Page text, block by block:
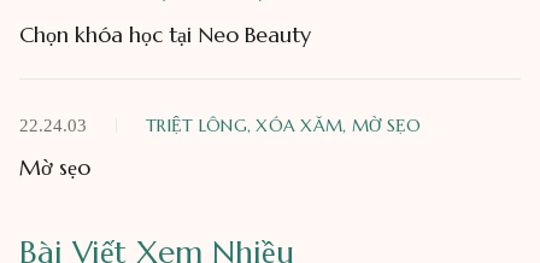
Chọn khóa học tại Neo Beauty
22.24.03 TRIỆT LÔNG, XÓA XĂM, MỜ SẸO
Mờ sẹo
Bài Viết Xem Nhiều